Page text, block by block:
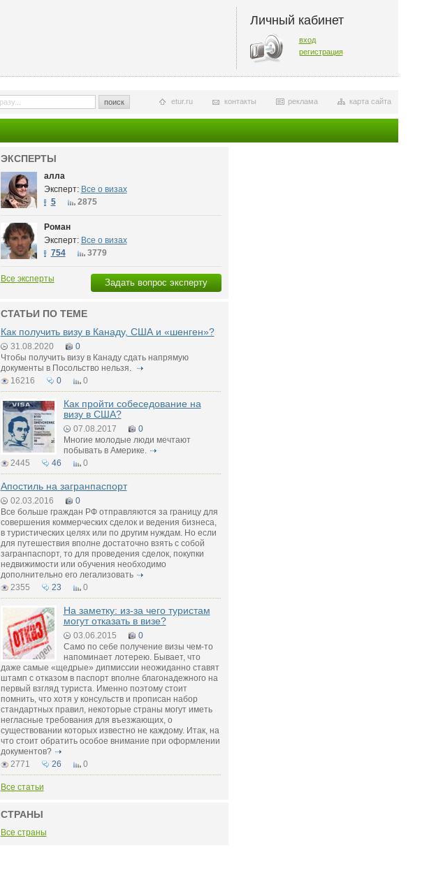
Личный кабинет
вход
регистрация
поиск карта сайта
реклама
контакты
etur.ru
ЭКСПЕРТЫ
алла
Эксперт: Все о визах
5
2875
Роман
Эксперт: Все о визах
754
3779
Задать вопрос эксперту
Все эксперты
СТАТЬИ ПО ТЕМЕ
Как получить визу в Канаду, США и «шенген»?
31.08.2020
0
Чтобы получить визу в Канаду сдать напрямую
документы в Посольство нельзя.
16216
0 0
Как пройти собеседование на
визу в США?
07.08.2017
0
Многие молодые люди мечтают
побывать в Америке.
2445
46 0
Апостиль на загранпаспорт
02.03.2016
0
Все больше граждан РФ отправляются за границу для
совершения коммерческих сделок и ведения бизнеса,
в туристических целях или по другим нуждам. Но если
для путешествия вполне достаточно взять с собой
загранпаспорт, то для проведения сделок, покупки
недвижимости или обучения необходимо
дополнительно его легализовать
2355
23 0
На заметку: из-за чего туристам
могут отказать в визе?
03.06.2015
0
Само по себе получение визы чем-то
напоминает лотерею. Бывает, что
даже самые «щедрые» дипмиссии неожиданно ставят
штамп с отказом в паспорт вполне благонадежного на
первый взгляд туриста. Именно поэтому стоит
помнить, что хотя у консульств и прописан набор
стандартных правил, некоторые страны могут иметь
негласные требования для въезжающих, о
существовании которых известно не каждому. Итак, на
что стоит обратить особое внимание при оформлении
документов?
2771
26 0
Все статьи
СТРАНЫ
Все страны